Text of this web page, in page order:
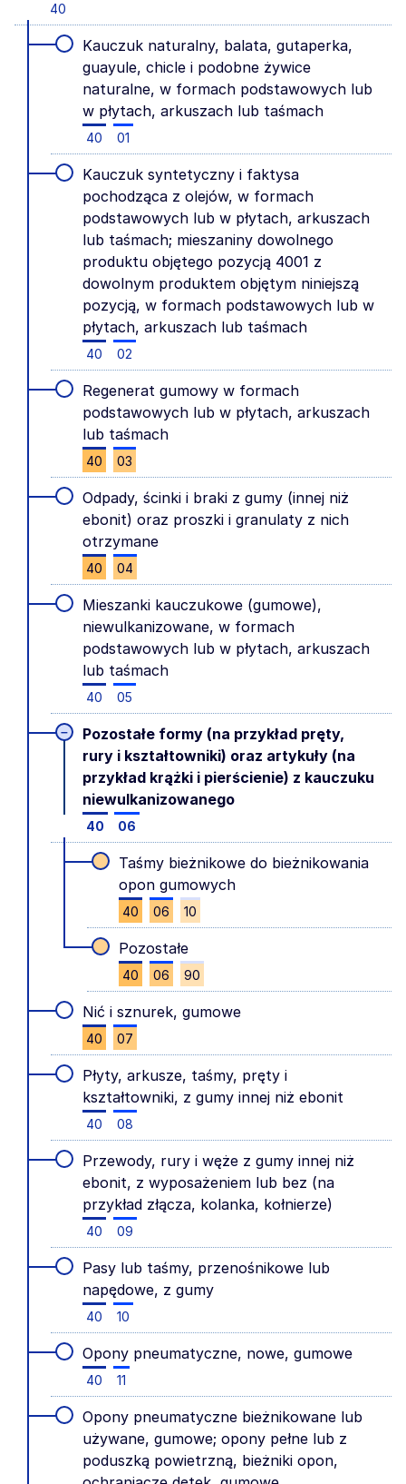
40
Kauczuk naturalny, balata, gutaperka,
guayule, chicle i podobne żywice
naturalne, w formach podstawowych lub
w płytach, arkuszach lub taśmach
40 01
Kauczuk syntetyczny i faktysa
pochodząca z olejów, w formach
podstawowych lub w płytach, arkuszach
lub taśmach; mieszaniny dowolnego
produktu objętego pozycją 4001 z
dowolnym produktem objętym niniejszą
pozycją, w formach podstawowych lub w
płytach, arkuszach lub taśmach
40 02
Regenerat gumowy w formach
podstawowych lub w płytach, arkuszach
lub taśmach
40 03
Odpady, ścinki i braki z gumy (innej niż
ebonit) oraz proszki i granulaty z nich
otrzymane
40 04
Mieszanki kauczukowe (gumowe),
niewulkanizowane, w formach
podstawowych lub w płytach, arkuszach
lub taśmach
40 05
–
Pozostałe formy (na przykład pręty,
rury i kształtowniki) oraz artykuły (na
przykład krążki i pierścienie) z kauczuku
niewulkanizowanego
40 06
Taśmy bieżnikowe do bieżnikowania
opon gumowych
40 06 10
Pozostałe
40 06 90
Nić i sznurek, gumowe
40 07
Płyty, arkusze, taśmy, pręty i
kształtowniki, z gumy innej niż ebonit
40 08
Przewody, rury i węże z gumy innej niż
ebonit, z wyposażeniem lub bez (na
przykład złącza, kolanka, kołnierze)
40 09
Pasy lub taśmy, przenośnikowe lub
napędowe, z gumy
40 10
Opony pneumatyczne, nowe, gumowe
40 11
Opony pneumatyczne bieżnikowane lub
używane, gumowe; opony pełne lub z
poduszką powietrzną, bieżniki opon,